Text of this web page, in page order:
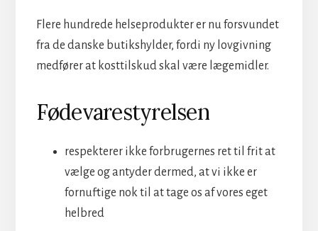
Flere hundrede helseprodukter er nu forsvundet
fra de danske butikshylder, fordi ny lovgivning
medfører at kosttilskud skal være lægemidler.
Fødevarestyrelsen
respekterer ikke forbrugernes ret til frit at
vælge og antyder dermed, at vi ikke er
fornuftige nok til at tage os af vores eget
helbred